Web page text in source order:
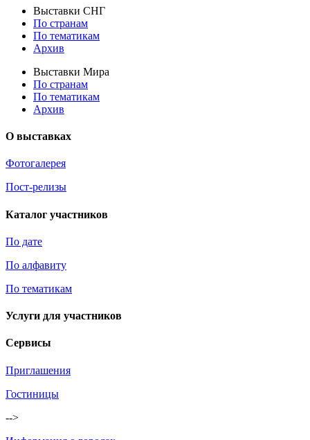
Выставки СНГ
По странам
По тематикам
Архив
Выставки Мира
По странам
По тематикам
Архив
О выставках
Фотогалерея
Пост-релизы
Каталог участников
По дате
По алфавиту
По тематикам
Услуги для участников
Сервисы
Приглашения
Гостиницы
-->